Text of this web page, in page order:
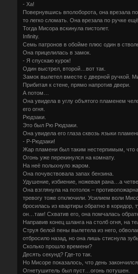
- Ха!
Повернувшись вполоборота, она врезала
то легко сломать. Она врезала по ручке
Тогда Мисора вскинула пистолет.
Infinity.
Семь патронов в обойме плюс один в
Она прицелилась в замок.
- Я спускаю курок!
Один выстрел, второй…вот так.
Замок вылетел вместе с дверной ручкой.
Прибитая к стене, прямо напротив двери.
А потом…
Она увидела в углу объятого пламенем
его огня.
Рюдзаки.
Это был Рю Рюдзаки.
Она увидела его глаза сквозь языки
- Р-Рюдзаки!
Жар пламени был таким нестерпимым, что
Огонь уже перекинулся на комнату.
На неё полыхнуло жаром.
Она почувствовала запах бензина.
Удушение, избиение, ножевая рана…а
Она взглянула на потолок –
тревогу тоже отключили. Усилием воли
бросилась из квартиры обратно в коридор,
он…там! Схватив его, она помчалась
Направив конец шланга на столб огня, на
Струя белой пены вылетела из него,
отбросило назад, но она лишь стиснула
Сколько прошло времени?
Десять секунд? Где-то так.
Но Мисоре показалось, что день
Огнетушитель был пуст…огонь потушен.